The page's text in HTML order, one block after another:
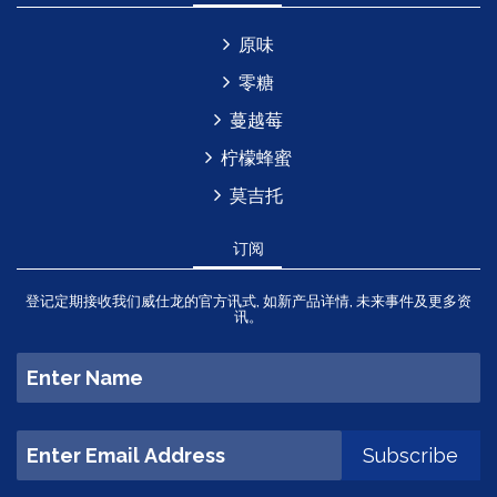
原味
零糖
蔓越莓
柠檬蜂蜜
莫吉托
订阅
登记定期接收我们威仕龙的官方讯式, 如新产品详情, 未来事件及更多资
讯。